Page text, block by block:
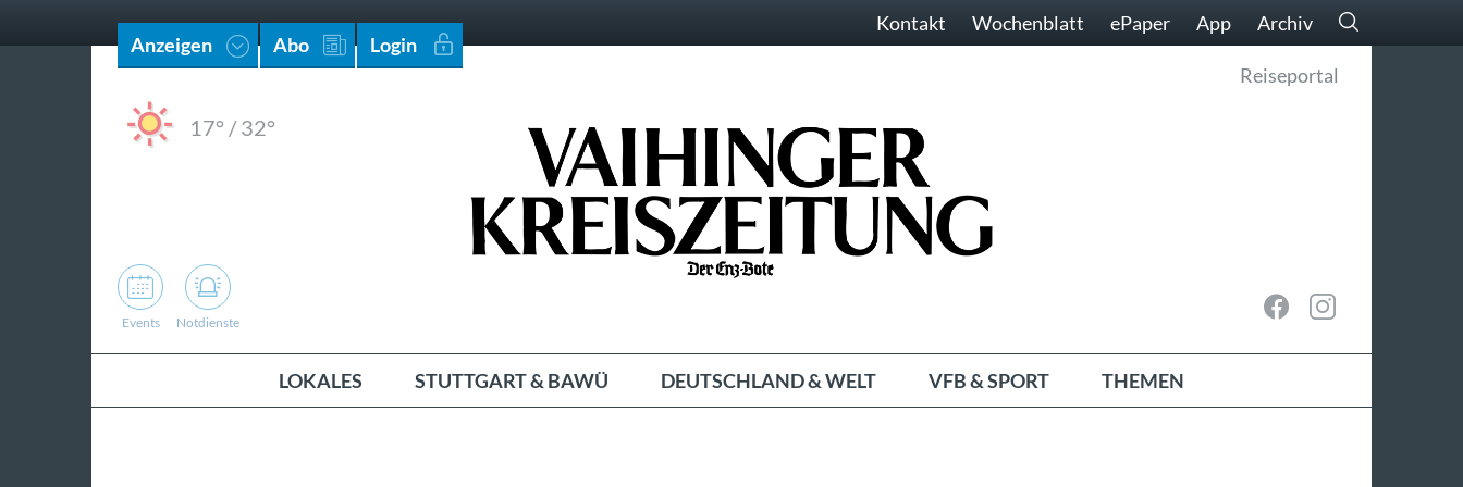
Anzeigen Abo Login
Kontakt Wochenblatt ePaper App Archiv
17° /32°
Reiseportal
Events Notdienste
LOKALES STUTTGART & BAWÜ DEUTSCHLAND & WELT VFB & SPORT THEMEN